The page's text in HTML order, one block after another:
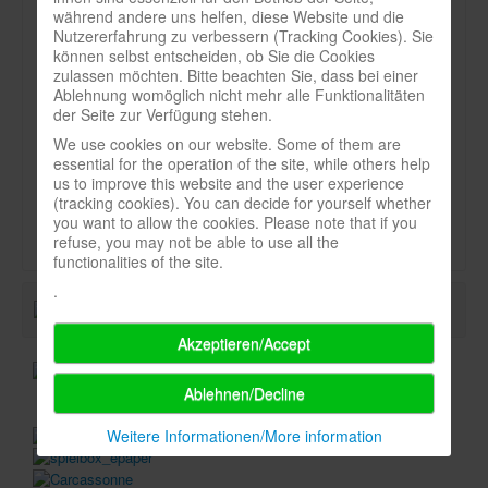
Infos
Shop
Download spielbox Special 2025
Newsletter
Spieledatenbank
Premium login
Neuheiten-New Games
Köpfe-Heads
Preise-Awards
Branchen-/Wirtschaftsnews
Crowdfunding
Veranstaltungen-Events
4_84
Seite:
56
Art:
Durchschnittsnote-spielbox:
während andere uns helfen, diese Website und die
Nutzererfahrung zu verbessern (Tracking Cookies). Sie
können selbst entscheiden, ob Sie die Cookies
zulassen möchten. Bitte beachten Sie, dass bei einer
Ablehnung womöglich nicht mehr alle Funktionalitäten
der Seite zur Verfügung stehen.
We use cookies on our website. Some of them are
essential for the operation of the site, while others help
us to improve this website and the user experience
(tracking cookies). You can decide for yourself whether
you want to allow the cookies. Please note that if you
refuse, you may not be able to use all the
functionalities of the site.
.
Akzeptieren/Accept
Ablehnen/Decline
Weitere Informationen/More information